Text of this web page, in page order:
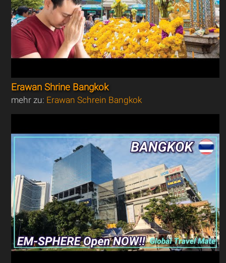
Erawan Shrine Bangkok
mehr zu: Erawan Schrein Bangkok